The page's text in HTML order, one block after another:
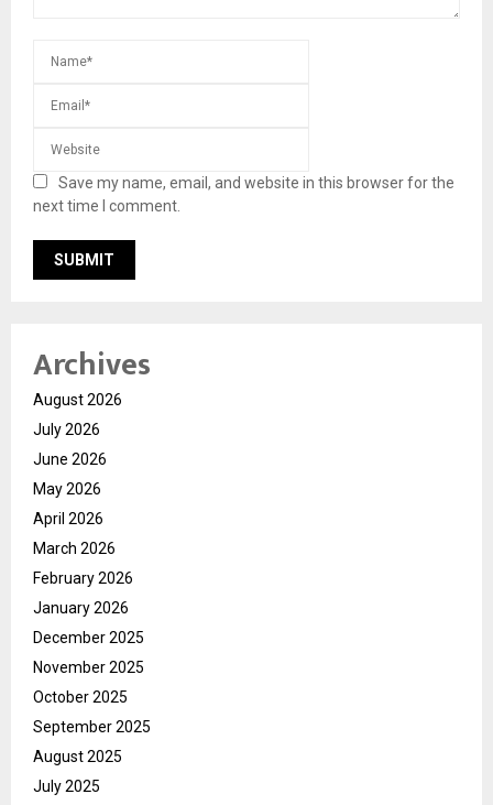
Save my name, email, and website in this browser for the
next time I comment.
Archives
August 2026
July 2026
June 2026
May 2026
April 2026
March 2026
February 2026
January 2026
December 2025
November 2025
October 2025
September 2025
August 2025
July 2025